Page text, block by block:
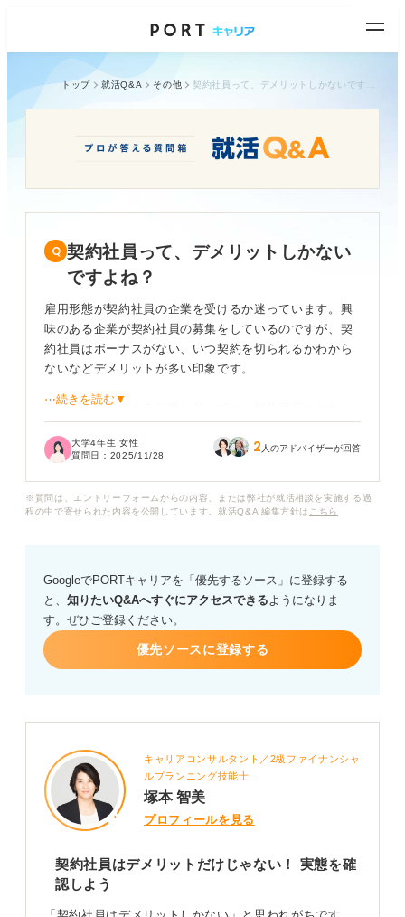
トップ 就活Q&A その他
契約社員って、デメリットしかない
ですよね？
雇用形態が契約社員の企業を受けるか迷っています。興
味のある企業が契約社員の募集をしているのですが、契
約社員はボーナスがない、いつ契約を切られるかわから
ないなどデメリットが多い印象です。
せっかく興味のある仕事に就けても、契約更新されない
不安を覚えます。
ーなことなのかと思い始めてきました。契約社員のデメ
⋯続きを読む▼
大学4年生 女性
質問日： 2025/11/28 2 人のアドバイザーが回答
※質問は、エントリーフォームからの内容、または弊社が就活相談を実施する過
程の中で寄せられた内容を公開しています。就活Q&A 編集方針は こちら
GoogleでPORTキャリアを「優先するソース」に登録する
と、 知りたいQ&Aへすぐにアクセスできるようになりま
す。ぜひご登録ください。
優先ソースに登録する
キャリアコンサルタント／2級ファイナンシャ
ルプランニング技能士
塚本 智美
プロフィールを見る
契約社員はデメリットだけじゃない！ 実態を確
認しよう